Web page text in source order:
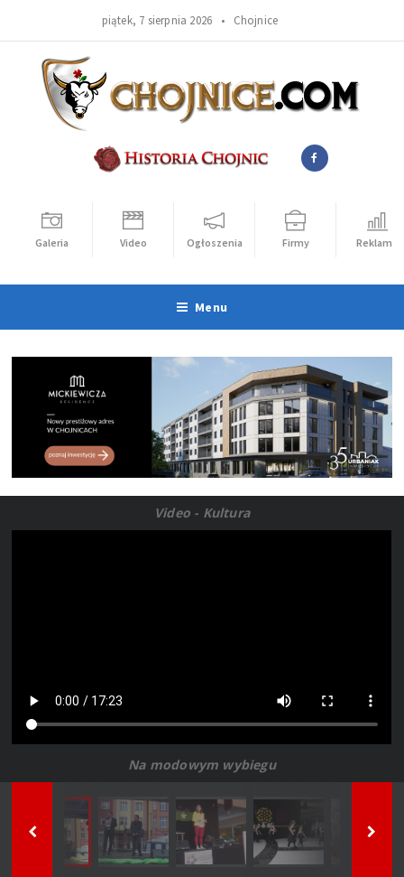
piątek, 7 sierpnia 2026 • Chojnice
Galeria Video Ogłoszenia Firmy Reklama
Menu
Video - Kultura
Na modowym wybiegu